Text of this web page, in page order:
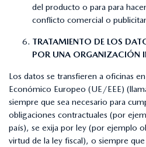
del producto o para para
conflicto comercial o
TRATAMIENTO DE LOS
POR UNA ORGANIZACIÓN
Los datos se transfieren a oficinas
Económico Europeo (UE/EEE)
siempre que sea necesario para
obligaciones contractuales (por
país), se exija por ley (por ejemplo
virtud de la ley fiscal), o siempre